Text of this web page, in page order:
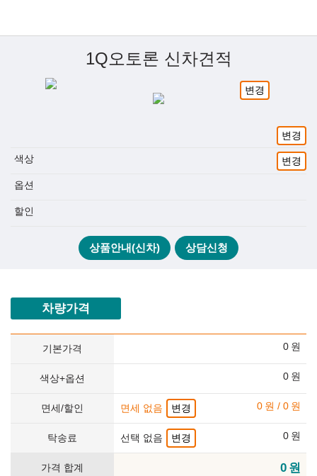
1Q오토론 신차견적
변경
변경
색상 변경
옵션
할인
상품안내(신차) 상담신청
차량가격
기본가격 0 원
색상+옵션 0 원
면세/할인 면세 없음 변경 0 원 / 0 원
탁송료 선택 없음 변경 0 원
가격 합계 0 원